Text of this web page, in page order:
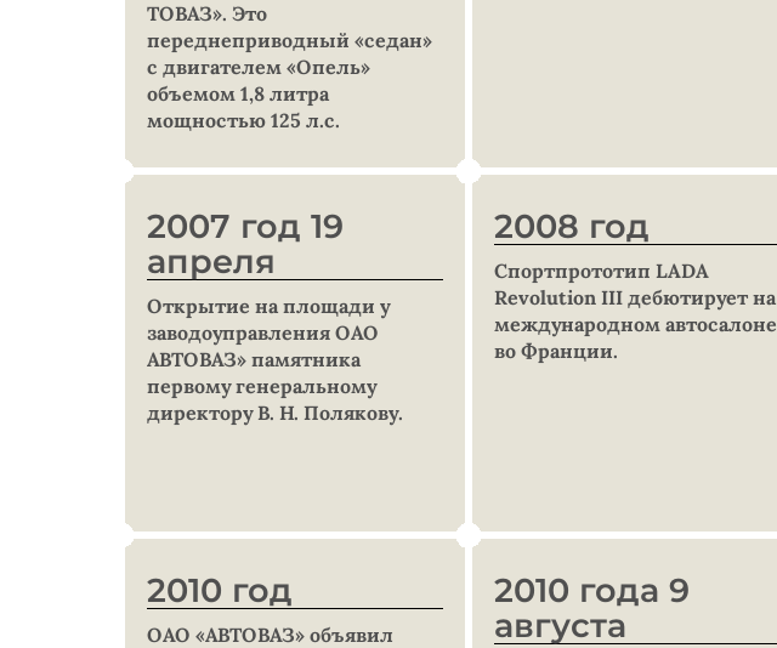
ТОВАЗ». Это
переднеприводный «седан»
с двигателем «Опель»
объемом 1,8 литра
мощностью 125 л.с.
2007 год 19
апреля
Открытие на площади у
заводоуправления ОАО
АВТОВАЗ» памятника
первому генеральному
директору В. Н. Полякову.
2008 год
Спортпрототип LADA
Revolution III дебютирует на
международном автосалоне
во Франции.
2010 год
ОАО «АВТОВАЗ» объявил
2010 года 9
августа